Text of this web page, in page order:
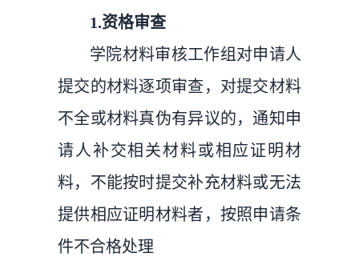
1.资格审查
学院材料审核工作组对申请人
提交的材料逐项审查，对提交材料
不全或材料真伪有异议的，通知申
请人补交相关材料或相应证明材
料，不能按时提交补充材料或无法
提供相应证明材料者，按照申请条
件不合格处理